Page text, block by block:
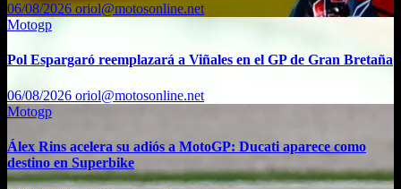
06/08/2026 oriol@motosonline.net
Motogp
Pol Espargaró reemplazará a Viñales en el GP de Gran Bretaña
06/08/2026 oriol@motosonline.net
Motogp
Álex Rins acelera su adiós a MotoGP: Ducati aparece como
destino en Superbike